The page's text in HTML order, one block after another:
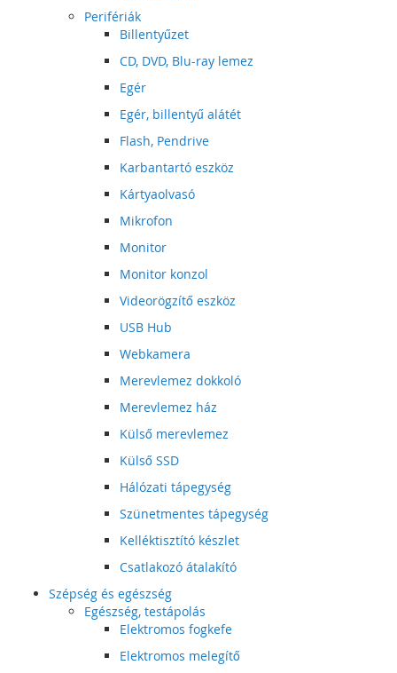
Perifériák
Billentyűzet
CD, DVD, Blu-ray lemez
Egér
Egér, billentyű alátét
Flash, Pendrive
Karbantartó eszköz
Kártyaolvasó
Mikrofon
Monitor
Monitor konzol
Videorögzítő eszköz
USB Hub
Webkamera
Merevlemez dokkoló
Merevlemez ház
Külső merevlemez
Külső SSD
Hálózati tápegység
Szünetmentes tápegység
Kelléktisztító készlet
Csatlakozó átalakító
Szépség és egészség
Egészség, testápolás
Elektromos fogkefe
Elektromos melegítő